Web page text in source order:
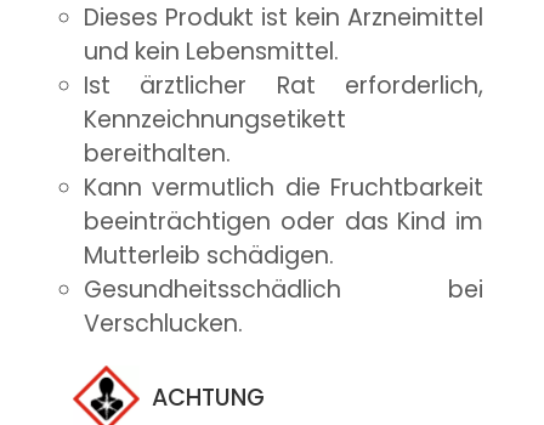
Dieses Produkt ist kein Arzneimittel
und kein Lebensmittel.
Ist ärztlicher Rat erforderlich,
Kennzeichnungsetikett
bereithalten.
Kann vermutlich die Fruchtbarkeit
beeinträchtigen oder das Kind im
Mutterleib schädigen.
Gesundheitsschädlich bei
Verschlucken.
ACHTUNG